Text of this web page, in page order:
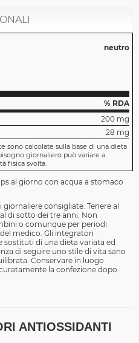
neutro
% RDA
200 mg
28 mg
sono calcolate sulla base di una dieta
giornaliero può variare a
fisica svolta.
al giorno con acqua a stomaco
consigliate. Tenere al
di sotto dei tre anni. Non
o comunque per periodi
medico. Gli integratori
di una dieta variata ed
di seguire uno stile di vita sano
Conservare in luogo
la confezione dopo
ANTIOSSIDANTI